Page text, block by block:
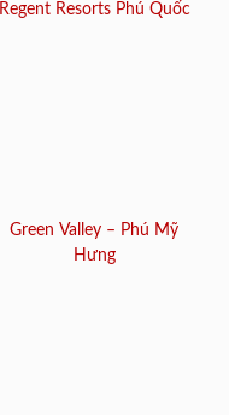
Regent Resorts Phú Quốc
Green Valley – Phú Mỹ
Hưng